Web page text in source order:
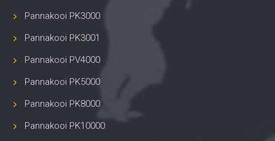
Pannakooi PK3000
Pannakooi PK3001
Pannakooi PV4000
Pannakooi PK5000
Pannakooi PK8000
Pannakooi PK10000